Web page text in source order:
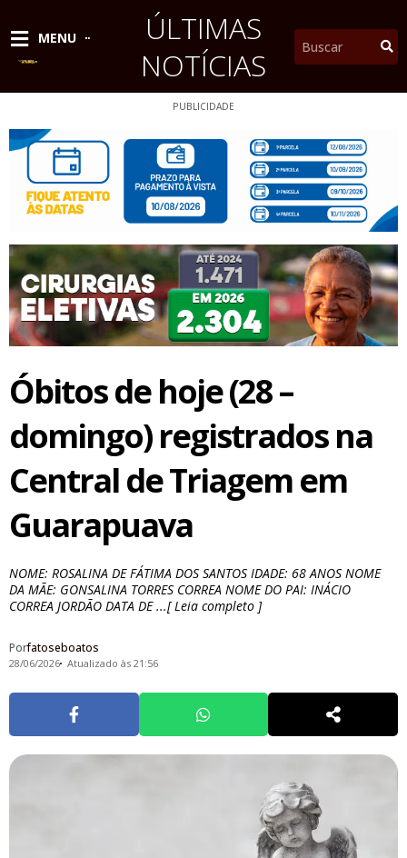
conteúdo
MENU
ÚLTIMAS
NOTÍCIAS
Pesquisar
PUBLICIDADE
Óbitos de hoje (28 –
domingo) registrados na
Central de Triagem em
Guarapuava
NOME: ROSALINA DE FÁTIMA DOS SANTOS IDADE: 68 ANOS NOME
DA MÃE: GONSALINA TORRES CORREA NOME DO PAI: INÁCIO
CORREA JORDÃO DATA DE ...[ Leia completo ]
Porfatoseboatos
28/06/2026 Atualizado às 21:56